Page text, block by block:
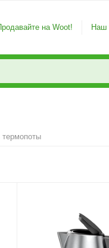
на Woot! Наш
термопоты